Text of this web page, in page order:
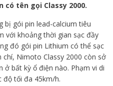
tên gọi Classy 2000.
bị gói pin lead-calcium tiêu
với khoảng thời gian sạc đầy
đó gói pin Lithium có thể sạc
Nimoto Classy 2000 còn sở
ở bất kỳ ổ điện nào. Phạm vi di
độ tối đa 45km/h.